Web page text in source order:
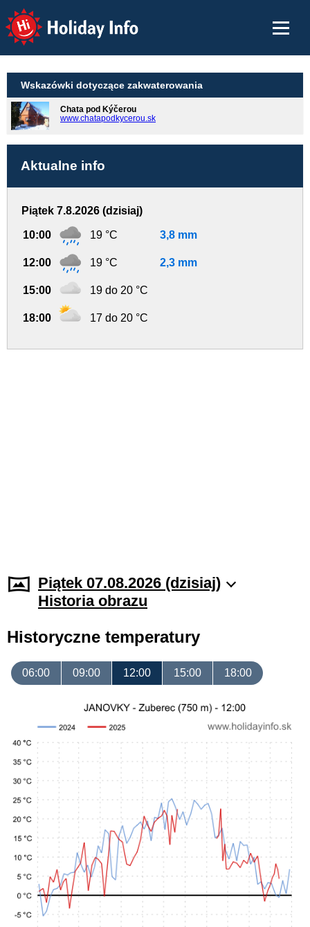
Holiday Info
Wskazówki dotyczące zakwaterowania
Chata pod Kýčerou
www.chatapodkycerou.sk
Aktualne info
Piątek 7.8.2026 (dzisiaj)
10:00 19 °C 3,8 mm
12:00 19 °C 2,3 mm
15:00 19 do 20 °C
18:00 17 do 20 °C
Piątek 07.08.2026 (dzisiaj)
Historia obrazu
Historyczne temperatury
06:00 09:00 12:00 15:00 18:00